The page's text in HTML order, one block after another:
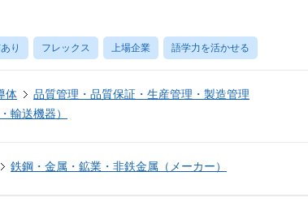
り フレックス 上場企業 語学力を活かせる
体
品質管理・品質保証・生産管理・製造管理
輸送機器）
鉄鋼・金属・鉱業・非鉄金属（メーカー）